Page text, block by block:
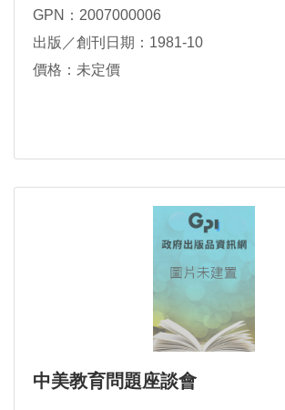
GPN：2007000006
出版／創刊日期：1981-10
價格：未定價
中美教育問題座談會